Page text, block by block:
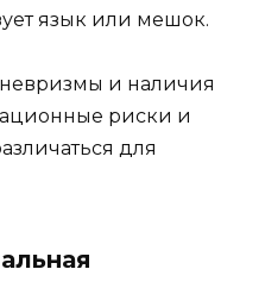
язык или мешок.
и наличия
риски и
для